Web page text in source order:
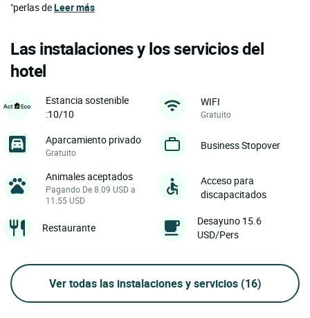
"perlas deLeer más
Las instalaciones y los servicios del
hotel
Estancia sostenible
:10/10
WIFI
Gratuito
Aparcamiento privado
Gratuito
Business Stopover
Animales aceptados
Pagando De 8.09 USD a
11.55 USD
Acceso para
discapacitados
Restaurante
Desayuno 15.6
USD/Pers
Ver todas las instalaciones y servicios (16)